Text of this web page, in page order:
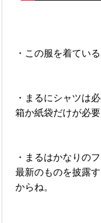
・この服を着てい
・まるにシャツは必
箱か紙袋だけが必要
・まるはかなりの
最新のものを披露
からね。